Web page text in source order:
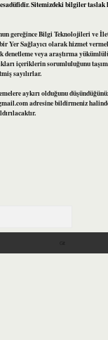
Sitemizdeki bilgiler
gereğince Bilgi Teknolojileri ve
Yer Sağlayıcı olarak hizmet
veya araştırma
içeriklerin sorumluluğunu
sayılırlar.
aykırı olduğunu
adresine bildirmeniz